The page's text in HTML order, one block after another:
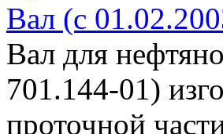
Вал (с
Вал для
701.144-01)
проточной